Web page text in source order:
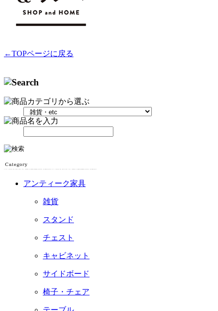
←TOPページに戻る
アンティーク家具
雑貨
スタンド
チェスト
キャビネット
サイドボード
椅子・チェア